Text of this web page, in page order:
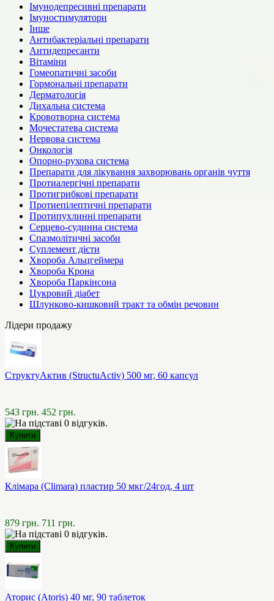
Імунодепресивні препарати
Імуностимулятори
Інше
Антибактеріальні препарати
Антидепресанти
Вітаміни
Гомеопатичні засоби
Гормональні препарати
Дерматологія
Дихальна система
Кровотворна система
Мочестатева система
Нервова система
Онкологія
Опорно-рухова система
Препарати для лікування захворювань органів чуття
Протиалергічні препарати
Протигрибкові препарати
Протиепілептичні препарати
Протипухлинні препарати
Серцево-судинна система
Спазмолітичні засоби
Суплемент дієти
Хвороба Альцгеймера
Хвороба Крона
Хвороба Паркінсона
Цукровий діабет
Шлунково-кишковий тракт та обмін речовин
Лідери продажу
СтруктуАктив (StructuActiv) 500 мг, 60 капсул
543 грн. 452 грн.
Клімара (Climara) пластир 50 мкг/24год, 4 шт
879 грн. 711 грн.
Аторис (Atoris) 40 мг, 90 таблеток